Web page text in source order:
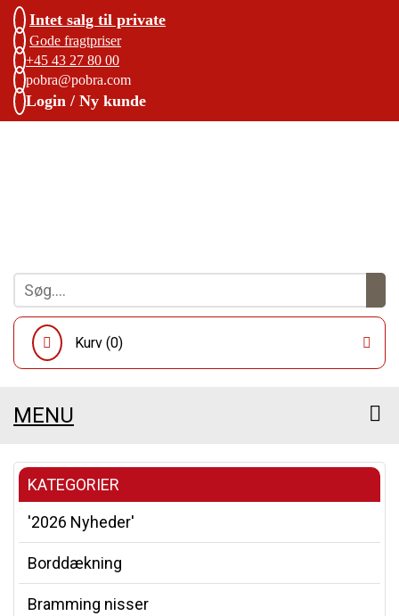
Intet salg til private
Gode fragtpriser
+45 43 27 80 00
pobra@pobra.com
Login / Ny kunde
Kurv (0)
MENU
KATEGORIER
'2026 Nyheder'
Borddækning
Bramming nisser